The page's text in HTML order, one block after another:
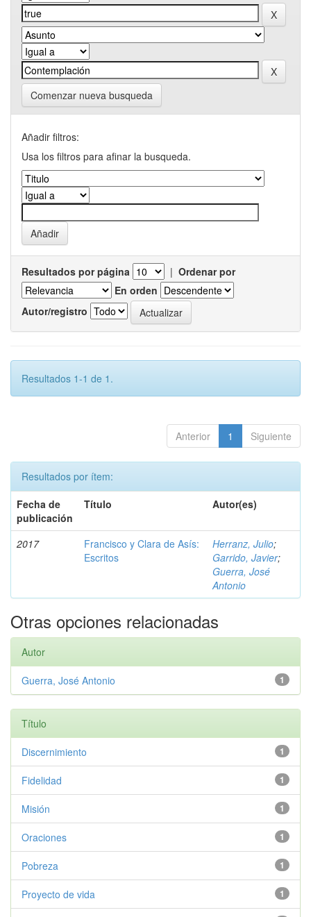
Comenzar nueva busqueda
Añadir filtros:
Usa los filtros para afinar la busqueda.
Resultados por página | Ordenar por
En orden
Autor/registro
Resultados 1-1 de 1.
Anterior 1 Siguiente
Resultados por ítem:
Fecha de
publicación
Título Autor(es)
2017
Francisco y Clara de Asís:
Escritos
Herranz, Julio;
Garrido, Javier;
Guerra, José
Antonio
Otras opciones relacionadas
Autor
1
Guerra, José Antonio
Título
1
Discernimiento
1
Fidelidad
1
Misión
1
Oraciones
1
Pobreza
1
Proyecto de vida